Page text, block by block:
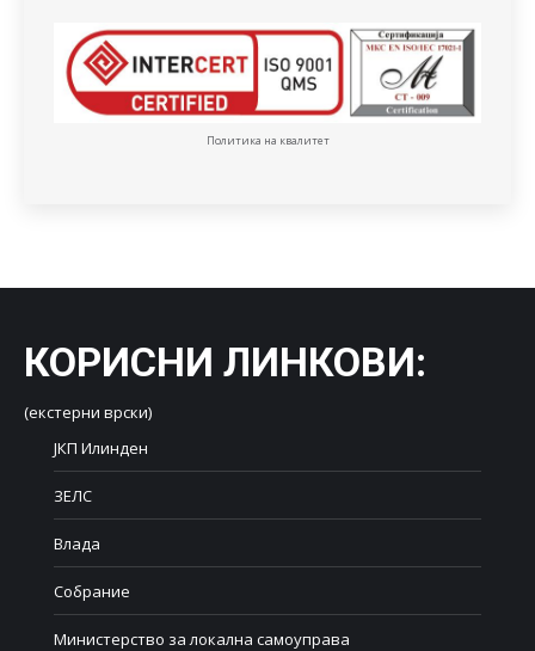
Политика на квалитет
КОРИСНИ ЛИНКОВИ:
(екстерни врски)
ЈКП Илинден
ЗЕЛС
Влада
Собрание
Министерство за локална самоуправа